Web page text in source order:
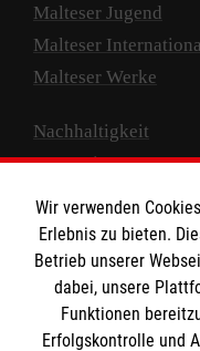
Malteser Jugend
Malteser
Malteser Werke
Nachhaltigkeit
Prävention
Compliance
Transparenz
Spenden und Helfen
Spendenkonto
Wir verwenden
Erlebnis zu bieten.
Betrieb unserer
dabei, unsere
Funktionen
Erfolgskontrolle und